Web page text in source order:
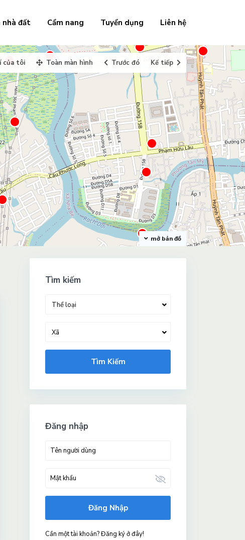
nhà đất Cẩm nang Tuyển dụng Liên hệ
mở bản đồ
của tôi Toàn màn hình Trước đó Kế tiếp
Tìm kiếm
Thể loại
Xã
Tìm Kiếm
Đăng nhập
Đăng Nhập
Cần một tài khoản? Đăng ký ở đây!